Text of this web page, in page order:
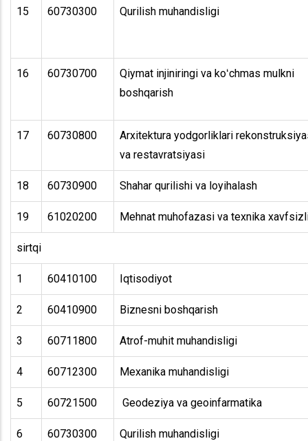
15 60730300 Qurilish muhandisligi
16 60730700
Qiymat injiniringi va koʻchmas mulkni
boshqarish
17 60730800
Arxitektura yodgorliklari
va restavratsiyasi
18 60730900 Shahar qurilishi va loyihalash
19 61020200 Mehnat muhofazasi va texnika
sirtqi
1 60410100 Iqtisodiyot
2 60410900 Biznesni boshqarish
3 60711800 Atrof-muhit muhandisligi
4 60712300 Mexanika muhandisligi
5 60721500 Geodeziya va geoinfarmatika
6 60730300 Qurilish muhandisligi